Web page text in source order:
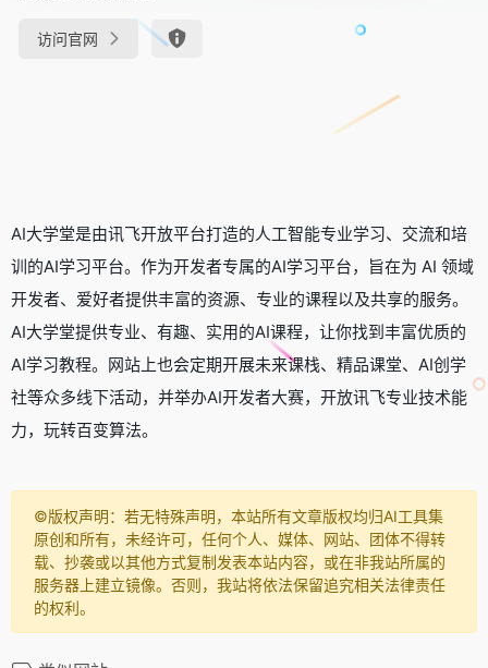
访问官网
AI大学堂是由讯飞开放平台打造的人工智能专业学习、交流和培
训的AI学习平台。作为开发者专属的AI学习平台，旨在为 AI 领域
开发者、爱好者提供丰富的资源、专业的课程以及共享的服务。
AI大学堂提供专业、有趣、实用的AI课程，让你找到丰富优质的
AI学习教程。网站上也会定期开展未来课栈、精品课堂、AI创学
社等众多线下活动，并举办AI开发者大赛，开放讯飞专业技术能
力，玩转百变算法。
©️版权声明：若无特殊声明，本站所有文章版权均归AI工具集
原创和所有，未经许可，任何个人、媒体、网站、团体不得转
载、抄袭或以其他方式复制发表本站内容，或在非我站所属的
服务器上建立镜像。否则，我站将依法保留追究相关法律责任
的权利。